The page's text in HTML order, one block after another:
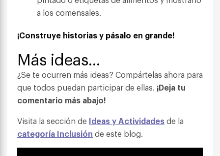
a los comensales.
¡Construye historias y pásalo en grande!
Más ideas…
¿Se te ocurren más ideas? Compártelas ahora para
que todos puedan participar de ellas. ¡Deja tu
comentario más abajo!
Visita la sección de Ideas y Actividadesde la
categoría Inclusión de este blog.